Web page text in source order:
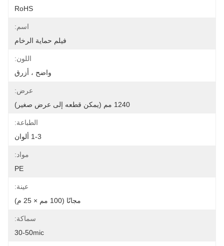
RoHS
اسم:
فيلم حماية الرخام
اللون:
واضح ، أزرق
عرض:
1240 مم (يمكن قطعه إلى عرض صغير)
الطباعة:
1-3 ألوان
مواد:
PE
عينة:
مجانًا (100 مم × 25 م)
سماكة:
30-50mic